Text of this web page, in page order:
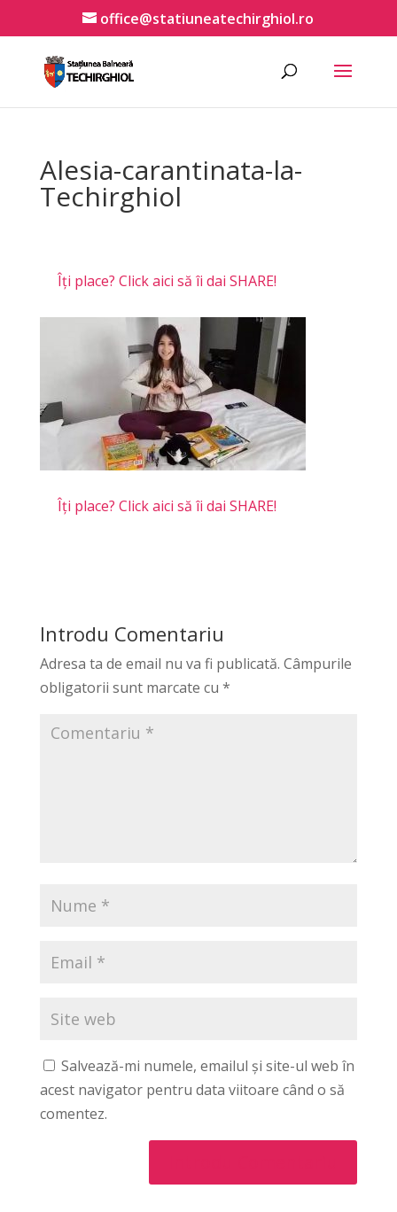
office@statiuneatechirghiol.ro
Alesia-carantinata-la-
Techirghiol
Îți place? Click aici să îi dai SHARE!
Îți place? Click aici să îi dai SHARE!
Introdu Comentariu
Adresa ta de email nu va fi publicată. Câmpurile
obligatorii sunt marcate cu *
Salvează-mi numele, emailul și site-ul web în
acest navigator pentru data viitoare când o să
comentez.